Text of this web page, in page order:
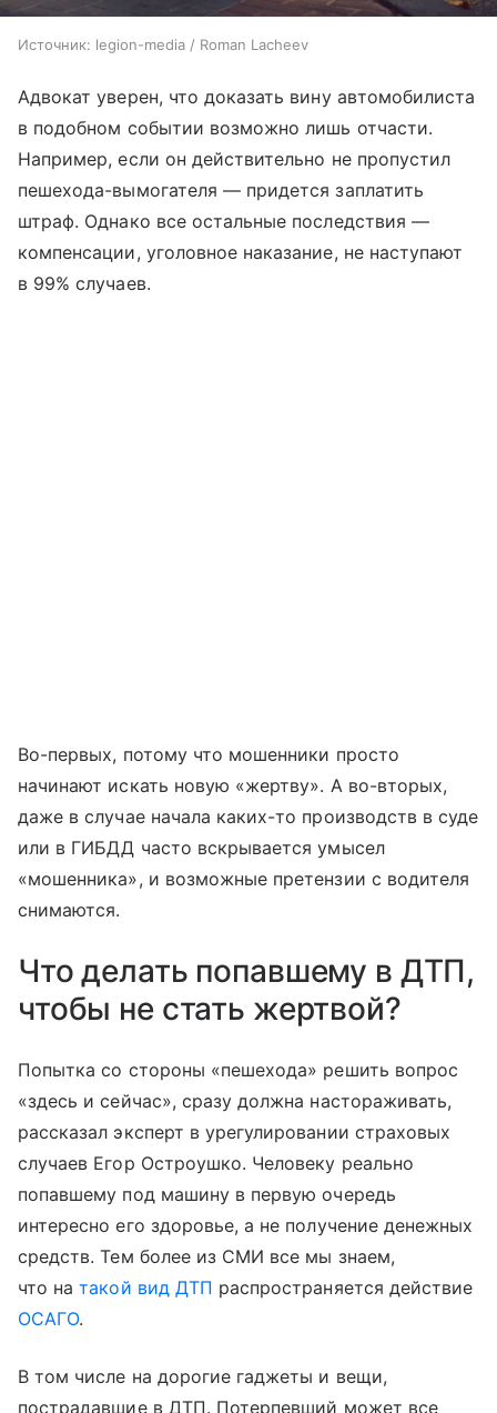
Источник: legion-media / Roman Lacheev
Адвокат уверен, что доказать вину автомобилиста
в подобном событии возможно лишь отчасти.
Например, если он действительно не пропустил
пешехода-вымогателя — придется заплатить
штраф. Однако все остальные последствия —
компенсации, уголовное наказание, не наступают
в 99% случаев.
Во-первых, потому что мошенники просто
начинают искать новую «жертву». А во-вторых,
даже в случае начала каких-то производств в суде
или в ГИБДД часто вскрывается умысел
«мошенника», и возможные претензии с водителя
снимаются.
Что делать попавшему в ДТП,
чтобы не стать жертвой?
Попытка со стороны «пешехода» решить вопрос
«здесь и сейчас», сразу должна настораживать,
рассказал эксперт в урегулировании страховых
случаев Егор Остроушко. Человеку реально
попавшему под машину в первую очередь
интересно его здоровье, а не получение денежных
средств. Тем более из СМИ все мы знаем,
что натакой вид ДТП распространяется действие
ОСАГО.
В том числе на дорогие гаджеты и вещи,
пострадавшие в ДТП. Потерпевший может все